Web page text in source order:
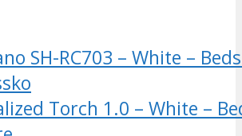
SH-RC703 – White –
Torch 1.0 – White –